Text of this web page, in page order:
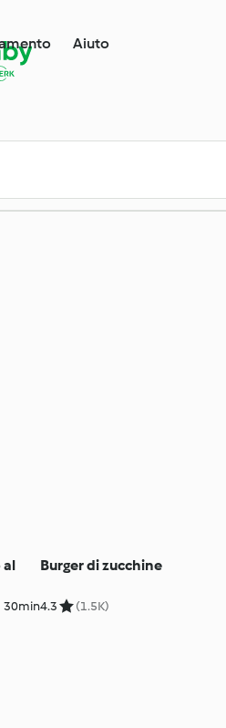
Aiuto
al
30min
Burger di zucchine
4.3 (1.5K)